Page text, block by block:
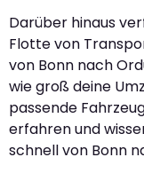
Darüber hinaus
Flotte von
von Bonn nach
wie groß deine
passende
erfahren und
schnell von Bonn